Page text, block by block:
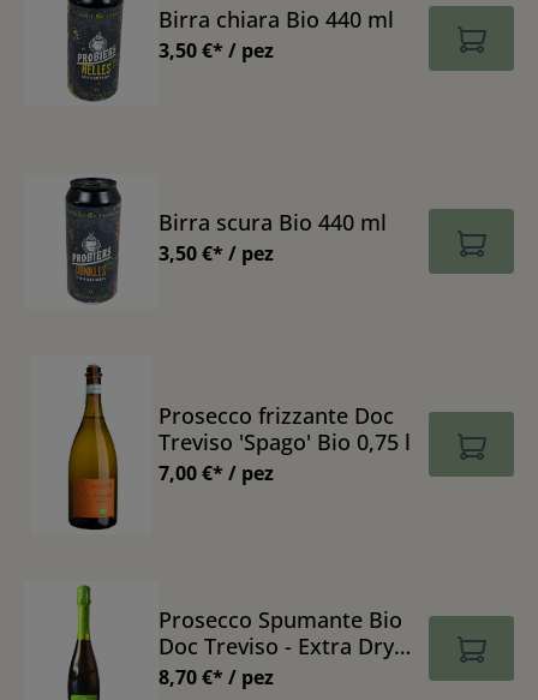
Birra chiara Bio 440 ml
3,50 €* / pez
Birra scura Bio 440 ml
3,50 €* / pez
Prosecco frizzante Doc
Treviso 'Spago' Bio 0,75 l
7,00 €* / pez
Prosecco Spumante Bio
Doc Treviso - Extra Dry
0,75 l
8,70 €* / pez